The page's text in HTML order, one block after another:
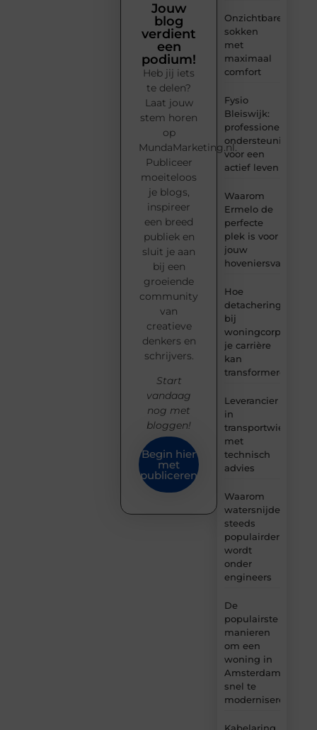
Onzichtbare
sokken
met
maximaal
comfort
Fysio
Bleiswijk:
professionele
ondersteuning
voor een
actief leven
Waarom
Ermelo de
perfecte
plek is voor
jouw
Hoe
detachering
bij
woningcorporaties
je carrière
kan
transformeren
Leverancier
in
transportwielen
met
technisch
advies
Waarom
watersnijden
steeds
populairder
wordt
onder
engineers
De
populairste
manieren
om een
woning in
Amsterdam
snel te
moderniseren
Jouw
blog
verdient
een
podium!
Heb jij iets
te delen?
Laat jouw
stem horen
op
MundaMarketing.nl.
Publiceer
moeiteloos
je blogs,
inspireer
een breed
publiek en
sluit je aan
bij een
groeiende
community
van
creatieve
denkers en
schrijvers.
Start
vandaag
nog met
bloggen!
Begin hier
met
publiceren